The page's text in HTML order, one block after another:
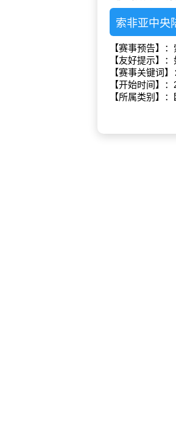
索非亚中央
【赛事预告】
【友好提示】
【赛事关键词
【开始时间】
【所属类别】